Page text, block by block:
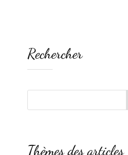
Rechercher
Thèmes des articles